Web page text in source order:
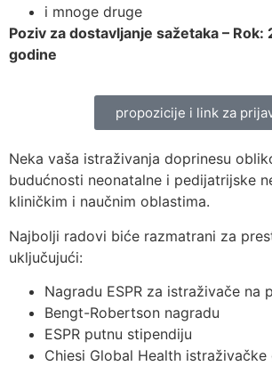
i mnoge druge
Poziv za dostavljanje sažetaka – Rok:
godine
propozicije i link za
Neka vaša istraživanja doprinesu
budućnosti neonatalne i pedijatrijske
kliničkim i naučnim oblastima.
Najbolji radovi biće razmatrani za
uključujući:
Nagradu ESPR za istraživače na
Bengt-Robertson nagradu
ESPR putnu stipendiju
Chiesi Global Health